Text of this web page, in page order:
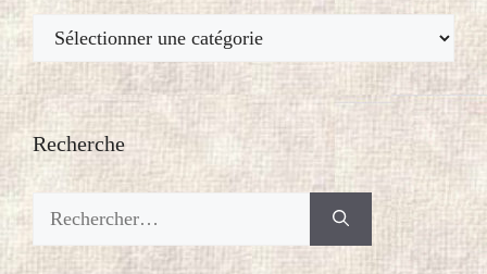
Thèmes
Recherche